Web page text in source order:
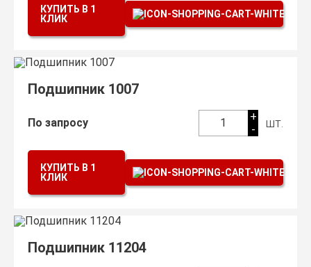
КУПИТЬ В 1
КЛИК
Подшипник 1007
По запросу 1
+
-
шт.
КУПИТЬ В 1
КЛИК
Подшипник 11204